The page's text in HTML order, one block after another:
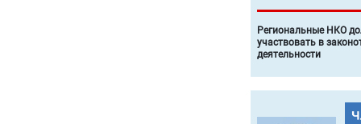
Региональные НКО
участвовать в
деятельности